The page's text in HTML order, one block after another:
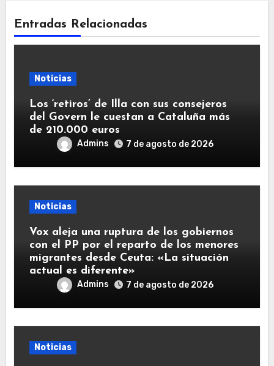
Entradas Relacionadas
Noticias
Los ‘retiros’ de Illa con sus consejeros
del Govern le cuestan a Cataluña más
de 210.000 euros
Admins 7 de agosto de 2026
Noticias
Vox aleja una ruptura de los gobiernos
con el PP por el reparto de los menores
migrantes desde Ceuta: «La situación
actual es diferente»
Admins 7 de agosto de 2026
Noticias